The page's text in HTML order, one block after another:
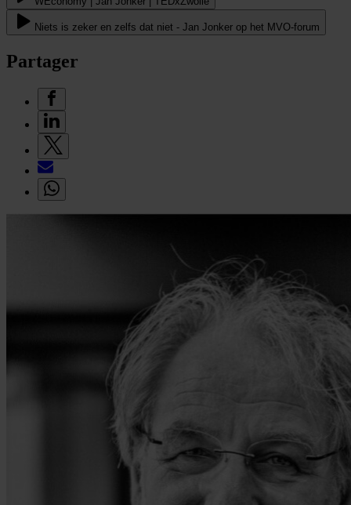
Niets is zeker en zelfs dat niet - Jan Jonker op het MVO-forum
Partager